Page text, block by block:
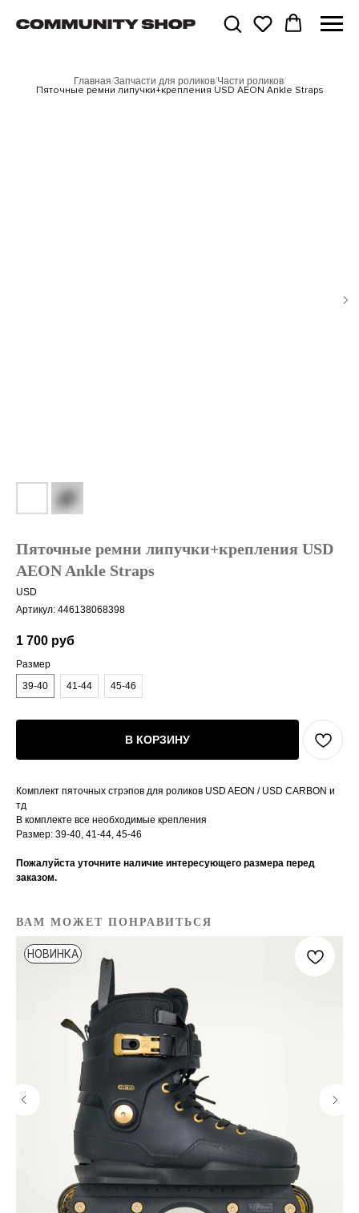
Главная/Запчасти для роликов/Части роликов/
Пяточные ремни липучки+крепления USD AEON Ankle Straps
Пяточные ремни липучки+крепления USD
AEON Ankle Straps
USD
Артикул: 446138068398
1 700 руб
Размер
39-40
41-44 45-46
В КОРЗИНУ
Комплект пяточных стрэпов для роликов USD AEON / USD CARBON и
тд
В комплекте все необходимые крепления
Размер: 39-40, 41-44, 45-46
Пожалуйста уточните наличие интересующего размера перед
заказом.
ВАМ МОЖЕТ ПОНРАВИТЬСЯ
НОВИНКА